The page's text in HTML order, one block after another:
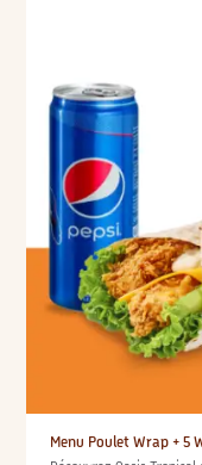
Menu Poulet Wrap + 5